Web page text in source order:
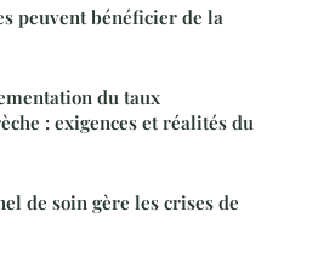
peuvent bénéficier de la
du taux
: exigences et réalités du
de soin gère les crises de